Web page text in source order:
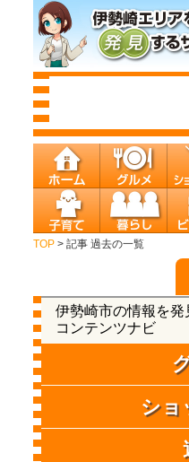
TOP> 記事 過去の一覧
伊勢崎市の情報を発
コンテンツナビ
ショ